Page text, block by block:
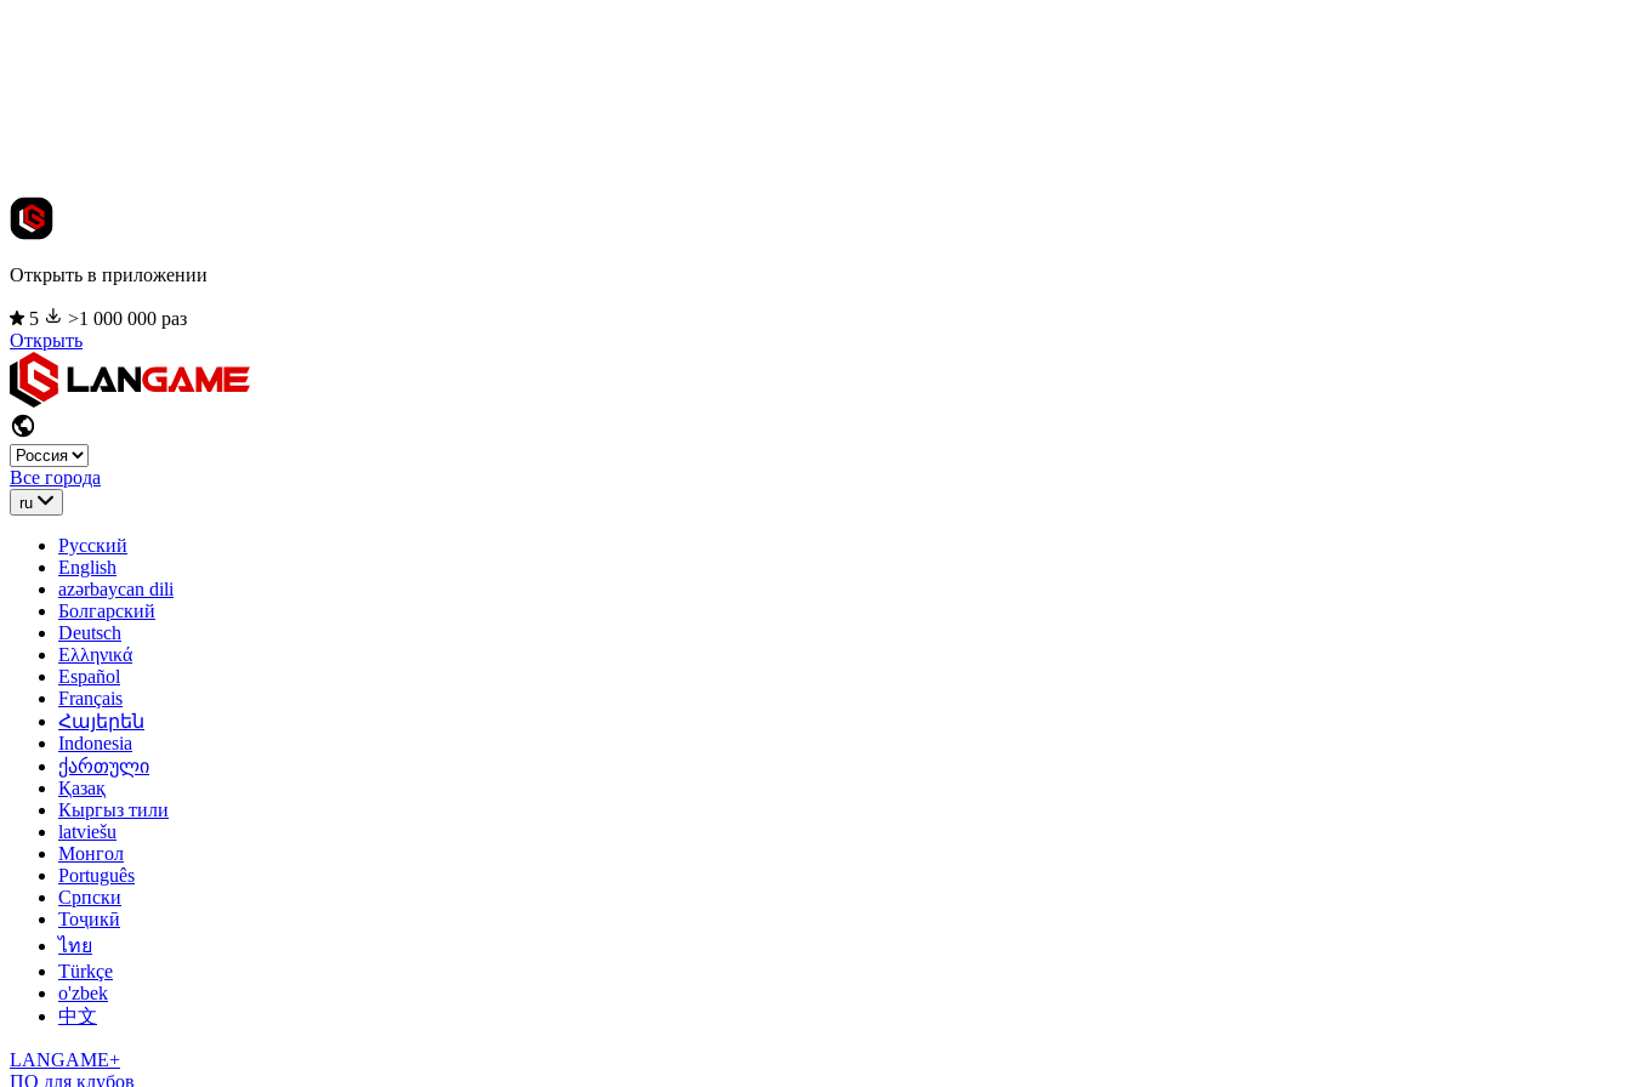
Открыть в приложении
5
>1 000 000 раз
Открыть
Все города
ru
Русский
English
azərbaycan dili
Болгарский
Deutsch
Ελληνικά
Español
Français
Հայերեն
Indonesia
ქართული
Қазақ
Кыргыз тили
latviešu
Монгол
Português
Српски
Тоҷикӣ
ไทย
Türkçe
o'zbek
中文
LANGAME+
ПО для клубов